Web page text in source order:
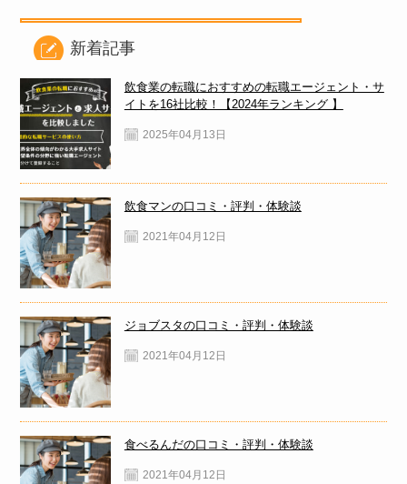
新着記事
飲食業の転職におすすめの転職エージェント・サ
イトを16社比較！【2024年ランキング 】
2025年04月13日
飲食マンの口コミ・評判・体験談
2021年04月12日
ジョブスタの口コミ・評判・体験談
2021年04月12日
食べるんだの口コミ・評判・体験談
2021年04月12日